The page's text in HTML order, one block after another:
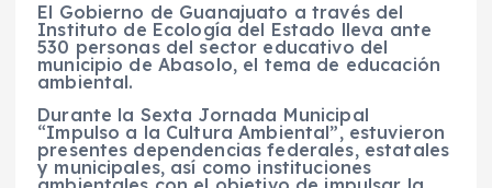
El Gobierno de Guanajuato a través del
Instituto de Ecología del Estado lleva ante
530 personas del sector educativo del
municipio de Abasolo, el tema de educación
ambiental.
Durante la Sexta Jornada Municipal
“Impulso a la Cultura Ambiental”, estuvieron
presentes dependencias federales, estatales
y municipales, así como instituciones